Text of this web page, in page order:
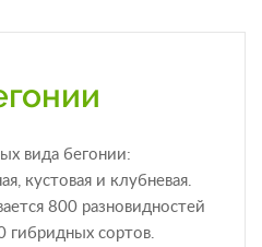
вида бегонии:
кустовая и клубневая.
800 разновидностей
гибридных сортов.